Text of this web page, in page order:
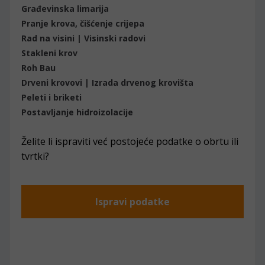
Građevinska limarija
Pranje krova, čišćenje crijepa
Rad na visini | Visinski radovi
Stakleni krov
Roh Bau
Drveni krovovi | Izrada drvenog krovišta
Peleti i briketi
Postavljanje hidroizolacije
Želite li ispraviti već postojeće podatke o obrtu ili
tvrtki?
Ispravi podatke